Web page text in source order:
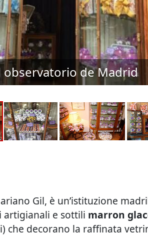
observatorio de Madrid
Gil, è un’istituzione
artigianali e sottili marron
che decorano la raffinata